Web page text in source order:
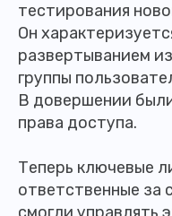
тестирования
Он
развертыванием
группы
В довершении
права доступа.
Теперь ключевые
ответственные за